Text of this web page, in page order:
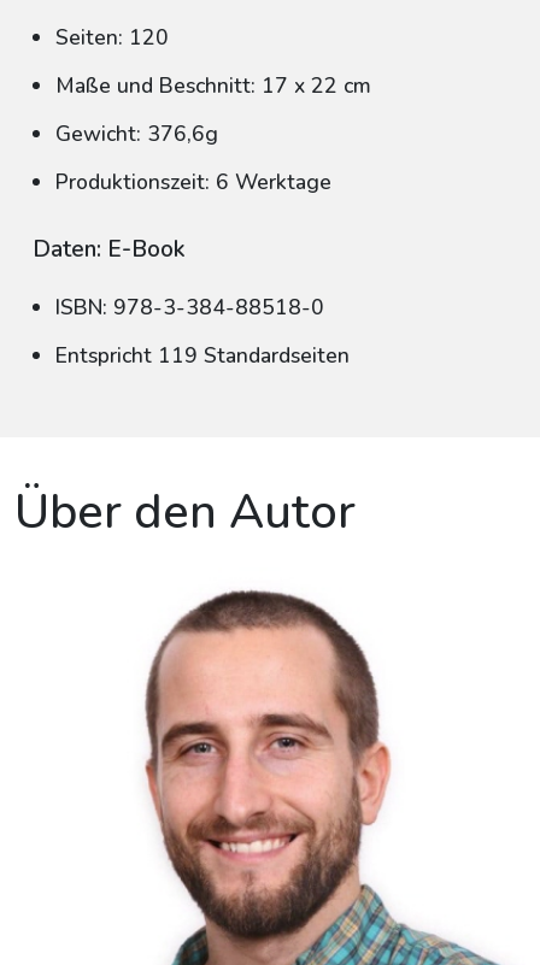
Seiten: 120
Maße und Beschnitt: 17 x 22 cm
Gewicht: 376,6g
Produktionszeit: 6 Werktage
Daten: E-Book
ISBN: 978-3-384-88518-0
Entspricht 119 Standardseiten
Über den Autor